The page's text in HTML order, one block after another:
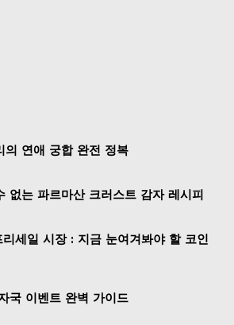
의 연애 궁합 완전 정복
없는 파르마산 크러스트 감자 레시피
세일 시장 : 지금 눈여겨봐야 할 코인
국 이벤트 완벽 가이드